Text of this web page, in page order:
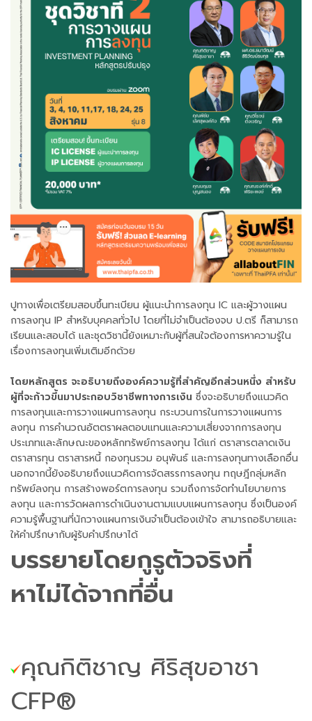
ปูทางเพื่อเตรียมสอบขึ้นทะเบียน ผู้แนะนำการลงทุน IC และผู้วางแผน
การลงทุน IP สำหรับบุคคลทั่วไป โดยที่ไม่จำเป็นต้องจบ ป.ตรี ก็สามารถ
เรียนและสอบได้ และชุดวิชานี้ยังเหมาะกับผู้ที่สนใจต้องการหาความรู้ใน
เรื่องการลงทุนเพิ่มเติมอีกด้วย
โดยหลักสูตร จะอธิบายถึงองค์ความรู้ที่สำคัญอีกส่วนหนึ่ง สำหรับ
ผู้ที่จะก้าวขึ้นมาประกอบวิชาชีพทางการเงิน ซึ่งจะอธิบายถึงแนวคิด
การลงทุนและการวางแผนการลงทุน กระบวนการในการวางแผนการ
ลงทุน การคำนวณอัตตราผลตอบแทนและความเสี่ยงจากการลงทุน
ประเภทและลักษณะของหลักทรัพย์การลงทุน ได้แก่ ตราสารตลาดเงิน
ตราสารทุน ตราสารหนี้ กองทุนรวม อนุพันธ์ และการลงทุนทางเลือกอื่น
นอกจากนี้ยังอธิบายถึงแนวคิดการจัดสรรการลงทุน ทฤษฎีกลุ่มหลัก
ทรัพย์ลงทุน การสร้างพอร์ตการลงทุน รวมถึงการจัดทำนโยบายการ
ลงทุน และการวัดผลการดำเนินงานตามแบบแผนการลงทุน ซึ่งเป็นองค์
ความรู้พื้นฐานที่นักวางแผนการเงินจำเป็นต้องเข้าใจ สามารถอธิบายและ
ให้คำปรึกษากับผู้รับคำปรึกษาได้
บรรยายโดยกูรูตัวจริงที่
หาไม่ได้จากที่อื่น
คุณกิติชาญ ศิริสุขอาชา
CFP®